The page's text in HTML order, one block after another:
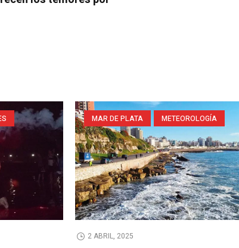
MAR DE PLATA METEOROLOGÍA
2 ABRIL, 2025